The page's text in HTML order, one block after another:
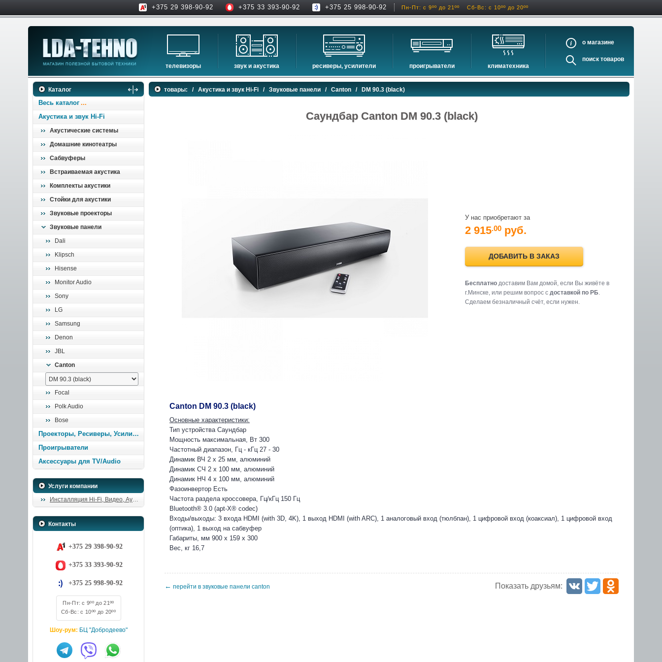
+375 29 398-90-92 +375 33 393-90-92 +375 25 998-90-92 Пн-Пт: с 9ºº до 21ºº Сб-Вс: с 10ºº до 20ºº
телевизоры
телевизоры
аксессуары для тв
звук и акустика
hi-fi акустика
музыкальные центры
ресиверы, усилители
проекторы
экраны для проекторов
интерактивные доски
av-ресиверы
проигрыватели
сетевые проигрыватели
проигрыватели виниловых дисков
blu-ray проигрыватели
cd проигрыватели
климатехника
кондиционеры
очистители и увлажнители воздуха
о
поиск
Каталог
Весь каталог
Акустика и звук Hi-Fi
Акустические системы
Домашние кинотеатры
Сабвуферы
Встраиваемая акустика
Комплекты акустики
Стойки для акустики
Звуковые проекторы
Звуковые панели
Dali
Klipsch
Hisense
Monitor Audio
Sony
LG
Samsung
Denon
JBL
Canton
Focal
Polk Audio
Bose
Проекторы, Ресиверы, Усилители
Проигрыватели
Аксессуары для TV/Audio
Услуги компании
Инсталляция Hi-Fi, Видео, Аудио
Контакты
+375 29 398-90-92
+375 33 393-90-92
+375 25 998-90-92
Пн-Пт: с 9ºº до 21ºº
Сб-Вс: с 10ºº до 20ºº
Шоу-рум: БЦ "Добродеево"
товары: / Акустика и звук Hi-Fi / Звуковые панели / Canton / DM 90.3 (black)
Саундбар Canton DM 90.3 (black)
У нас приобретают за
2 915.00 руб.
ДОБАВИТЬ В ЗАКАЗ
Бесплатнодоставим Вам домой, если Вы живёте в
г.Минске, или решим вопрос с доставкой по РБ.
Cделаем безналичный счёт, если нужен.
Canton DM 90.3 (black)
Основные характеристики:
Тип устройства Саундбар
Мощность максимальная, Вт 300
Частотный диапазон, Гц - кГц 27 - 30
Динамик ВЧ 2 х 25 мм, алюминий
Динамик СЧ 2 х 100 мм, алюминий
Динамик НЧ 4 х 100 мм, алюминий
Фазоинвертор Есть
Частота раздела кроссовера, Гц/кГц 150 Гц
Bluetooth® 3.0 (apt-X® codec)
Входы/выходы: 3 входа HDMI (with 3D, 4K), 1 выход HDMI (with ARC), 1 аналоговый вход (тюлбпан), 1 цифровой вход (коаксиал), 1 цифровой вход
(оптика), 1 выход на сабвуфер
Габариты, мм 900 x 159 x 300
Вес, кг 16,7
Показать друзьям:
← перейти в звуковые панели canton